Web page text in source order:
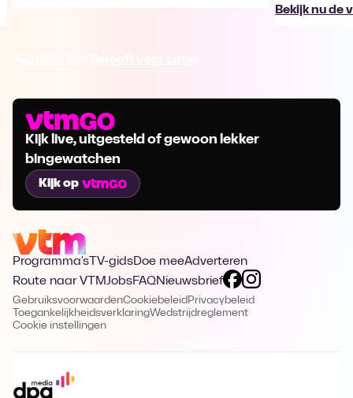
Bekijk nu de
Kijk live, uitgesteld of gewoon lekker
bingewatchen
Kijk op
Programma's TV-gidsDoe meeAdverteren
Route naar VTMJobsFAQNieuwsbrief
GebruiksvoorwaardenCookiebeleid Privacybeleid
ToegankelijkheidsverklaringWedstrijdreglement
Cookie instellingen